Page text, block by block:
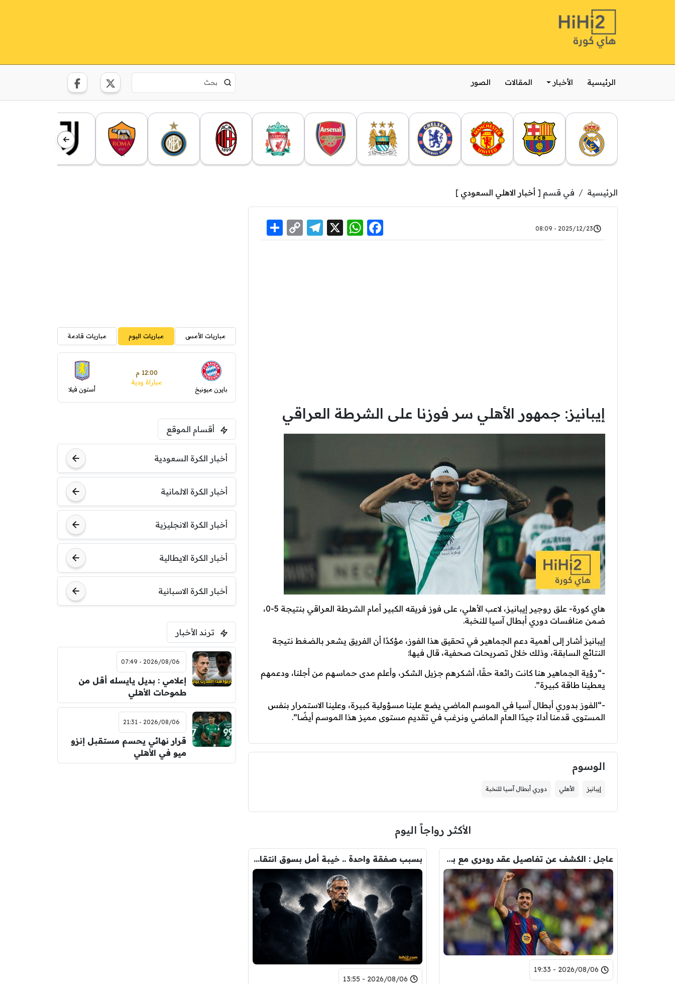
الرئيسية الأخبار المقالات الصور
الرئيسية في قسم [ أخبار الاهلي السعودي ]
2025/12/23 - 08:09
Facebook
WhatsApp
X
Telegram
Copy
Link
إيبانيز: جمهور الأهلي سر فوزنا على الشرطة العراقي
هاي كورة- علق روجير إيبانيز، لاعب الأهلي، على فوز فريقه الكبير أمام الشرطة العراقي بنتيجة 5-0،
ضمن منافسات دوري أبطال آسيا للنخبة.
إيبانيز أشار إلى أهمية دعم الجماهير في تحقيق هذا الفوز، مؤكدًا أن الفريق يشعر بالضغط نتيجة
النتائج السابقة، وذلك خلال تصريحات صحفية، قال فيها:
-“رؤية الجماهير هنا كانت رائعة حقًا، أشكرهم جزيل الشكر، وأعلم مدى حماسهم من أجلنا، ودعمهم
يعطينا طاقة كبيرة”.
-“الفوز بدوري أبطال آسيا في الموسم الماضي يضع علينا مسؤولية كبيرة، وعلينا الاستمرار بنفس
المستوى. قدمنا أداءً جيدًا العام الماضي ونرغب في تقديم مستوى مميز هذا الموسم أيضًا”.
الوسوم
إيبانيز الأهلي دوري أبطال آسيا للنخبة
الأكثر رواجاً اليوم
عاجل : الكشف عن تفاصيل عقد رودري مع برشلونة.. قيمة الصفقة والراتب
2026/08/06 - 19:33
بسبب صفقة واحدة .. خيبة أمل بسوق انتقالات ريال مدريد !
2026/08/06 - 13:55
مباريات الأمس مباريات اليوم مباريات قادمة
بايرن ميونيخ
12:00 م
مباراة ودية
أستون فيلا
أقسام الموقع
أخبار الكرة السعودية
أخبار الكرة الالمانية
أخبار الكرة الانجليزية
أخبار الكرة الايطالية
أخبار الكرة الاسبانية
ترند الأخبار
2026/08/06 - 07:49
إعلامي : بديل يايسله أقل من
طموحات الأهلي
2026/08/06 - 21:31
قرار نهائي يحسم مستقبل إنزو
ميو في الأهلي